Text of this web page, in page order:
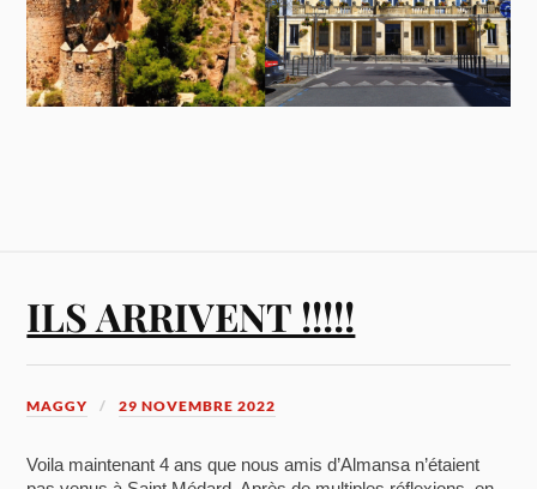
ILS ARRIVENT !!!!!
MAGGY 29 NOVEMBRE 2022
Voila maintenant 4 ans que nous amis d’Almansa n’étaient